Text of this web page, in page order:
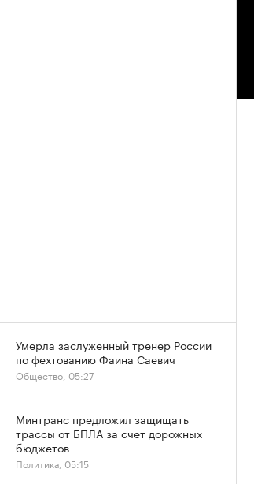
Умерла заслуженный тренер России
по фехтованию Фаина Саевич
Общество, 05:27
Минтранс предложил защищать
трассы от БПЛА за счет дорожных
бюджетов
Политика, 05:15